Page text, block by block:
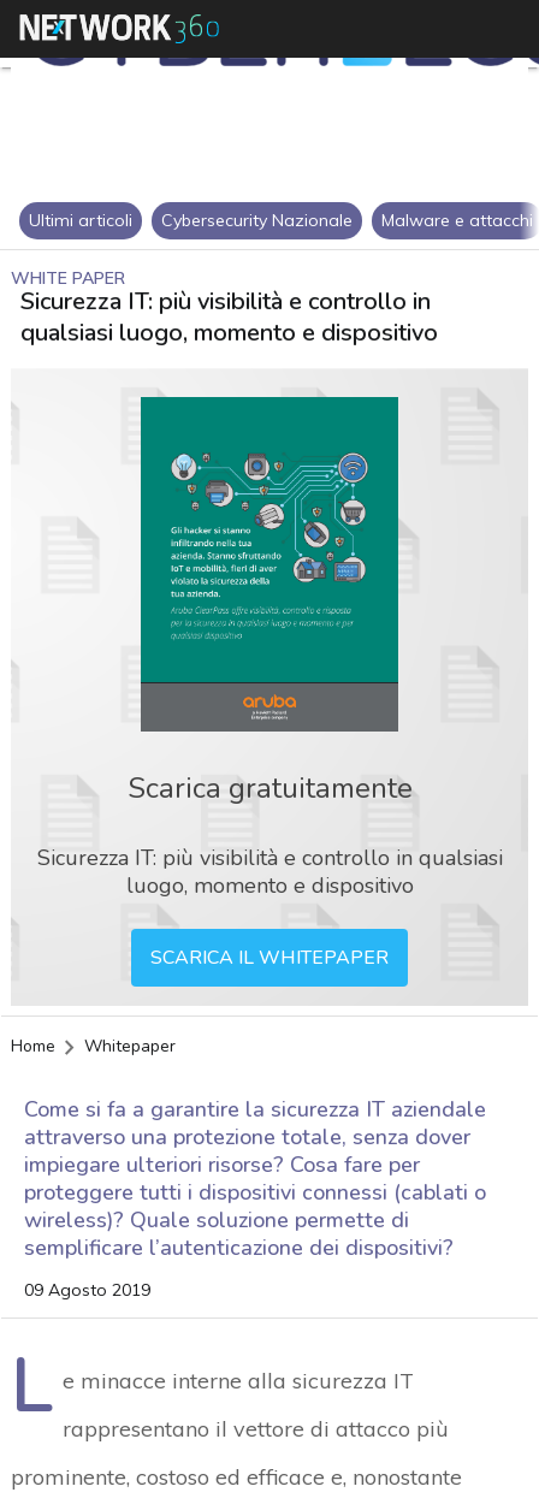
Ultimi articoli Cybersecurity Nazionale Malware e attacchi
WHITE PAPER
Sicurezza IT: più visibilità e controllo in
qualsiasi luogo, momento e dispositivo
Scarica gratuitamente
Sicurezza IT: più visibilità e controllo in qualsiasi
luogo, momento e dispositivo
SCARICA IL WHITEPAPER
Home Whitepaper
Come si fa a garantire la sicurezza IT aziendale
attraverso una protezione totale, senza dover
impiegare ulteriori risorse? Cosa fare per
proteggere tutti i dispositivi connessi (cablati o
wireless)? Quale soluzione permette di
semplificare l’autenticazione dei dispositivi?
09 Agosto 2019
L e minacce interne alla sicurezza IT
rappresentano il vettore di attacco più
prominente, costoso ed efficace e, nonostante